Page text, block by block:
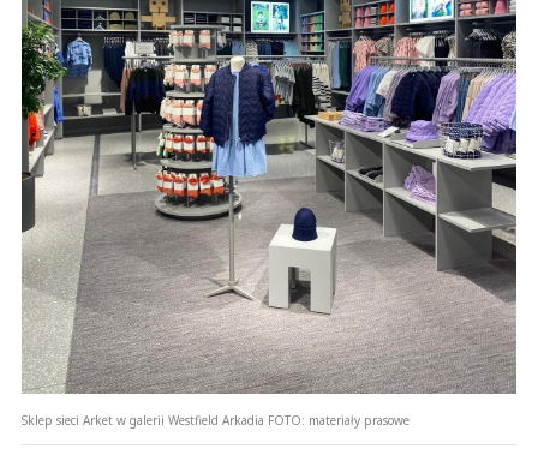
Sklep sieci Arket w galerii Westfield Arkadia FOTO: materiały prasowe